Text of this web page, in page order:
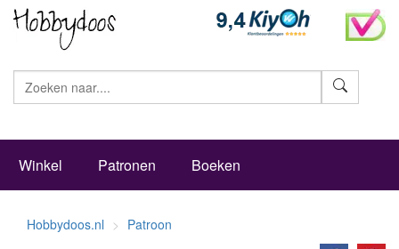
Winkel Patronen Boeken
Hobbydoos.nl Patroon